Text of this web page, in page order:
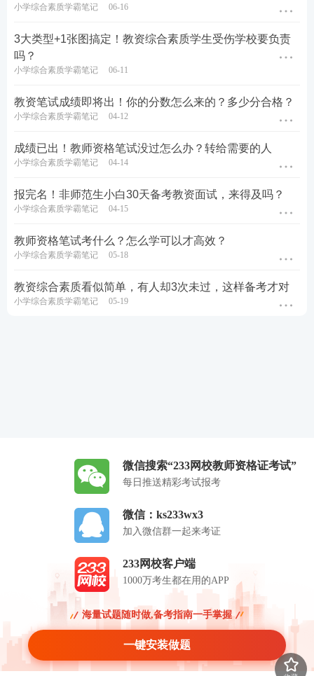
小学综合素质学霸笔记 06-16
3大类型+1张图搞定！教资综合素质学生受伤学校要负责
吗？
小学综合素质学霸笔记 06-11
教资笔试成绩即将出！你的分数怎么来的？多少分合格？
小学综合素质学霸笔记 04-12
成绩已出！教师资格笔试没过怎么办？转给需要的人
小学综合素质学霸笔记 04-14
报完名！非师范生小白30天备考教资面试，来得及吗？
小学综合素质学霸笔记 04-15
教师资格笔试考什么？怎么学可以才高效？
小学综合素质学霸笔记 05-18
教资综合素质看似简单，有人却3次未过，这样备考才对
小学综合素质学霸笔记 05-19
微信搜索“233网校教师资格证考试”
每日推送精彩考试报考
微信：ks233wx3
加入微信群一起来考证
233网校客户端
1000万考生都在用的APP
海量试题随时做,备考指南一手掌握
一键安装做题